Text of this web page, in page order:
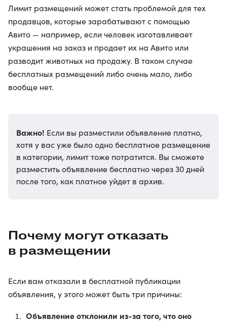
Лимит размещений может стать проблемой для тех
продавцов, которые зарабатывают с помощью
Авито — например, если человек изготавливает
украшения на заказ и продает их на Авито или
разводит животных на продажу. В таком случае
бесплатных размещений либо очень мало, либо
вообще нет.
Важно! Если вы разместили объявление платно,
хотя у вас уже было одно бесплатное размещение
в категории, лимит тоже потратится. Вы сможете
разместить объявление бесплатно через 30 дней
после того, как платное уйдет в архив.
Почему могут отказать
в размещении
Если вам отказали в бесплатной публикации
объявления, у этого может быть три причины:
Объявление отклонили из-за того, что оно